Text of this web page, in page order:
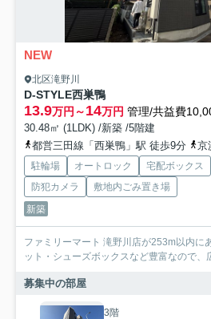
NEW
北区滝野川
D-STYLE西巣鴨
13.9万円～14万円 管理/共益費
30.48㎡ (1LDK) /新築 /5階建
都営三田線「西巣鴨」駅 徒歩9分
京
駐輪場 オートロック 宅配ボックス
防犯カメラ
敷地内ごみ置き場
新築
ファミリーマート 滝野川店が253m以内に
ット・シューズボックスなど豊富なので、
募集中の部屋
3階